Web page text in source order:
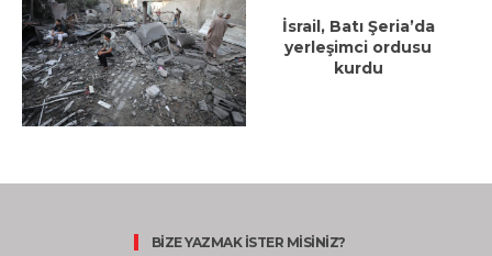
İsrail, Batı Şeria’da
yerleşimci ordusu
kurdu
BİZE YAZMAK İSTER MİSİNİZ?